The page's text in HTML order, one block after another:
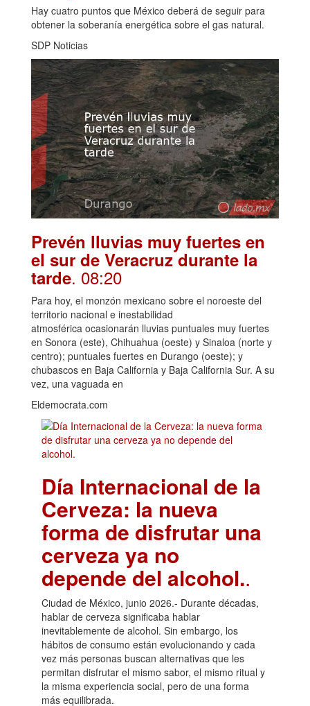
Hay cuatro puntos que México deberá de seguir para
obtener la soberanía energética sobre el gas natural.
SDP Noticias
Prevén lluvias muy fuertes en
el sur de Veracruz durante la
tarde. 08:20
Para hoy, el monzón mexicano sobre el noroeste del
territorio nacional e inestabilidad
atmosférica ocasionarán lluvias puntuales muy fuertes
en Sonora (este), Chihuahua (oeste) y Sinaloa (norte y
centro); puntuales fuertes en Durango (oeste); y
chubascos en Baja California y Baja California Sur. A su
vez, una vaguada en
Eldemocrata.com
Día Internacional de la
Cerveza: la nueva
forma de disfrutar una
cerveza ya no
depende del alcohol..
Ciudad de México, junio 2026.- Durante décadas,
hablar de cerveza significaba hablar
inevitablemente de alcohol. Sin embargo, los
hábitos de consumo están evolucionando y cada
vez más personas buscan alternativas que les
permitan disfrutar el mismo sabor, el mismo ritual y
la misma experiencia social, pero de una forma
más equilibrada.